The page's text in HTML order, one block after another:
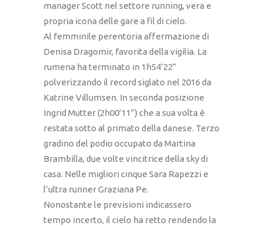
manager Scott nel settore running, vera e
propria icona delle gare a fil di cielo.
Al femminile perentoria affermazione di
Denisa Dragomir, favorita della vigilia. La
rumena ha terminato in 1h54’22”
polverizzando il record siglato nel 2016 da
Katrine Villumsen. In seconda posizione
Ingrid Mutter (2h00’11”) che a sua volta è
restata sotto al primato della danese. Terzo
gradino del podio occupato da Martina
Brambilla, due volte vincitrice della sky di
casa. Nelle migliori cinque Sara Rapezzi e
l’ultra runner Graziana Pe.
Nonostante le previsioni indicassero
tempo incerto, il cielo ha retto rendendo la